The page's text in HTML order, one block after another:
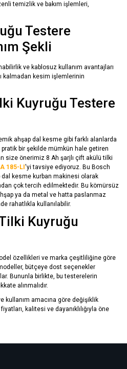
temizlik ve bakım işlemleri,
Testere
Şekli
ve kablosuz kullanım avantajları
kalmadan kesim işlemlerinin
Kuyruğu Testere
ahşap dal kesme gibi farklı alanlarda
bir şekilde mümkün hale getiren
size önerimiz 8 Ah şarjlı çift akülü tilki
185-LI 'yi tavsiye ediyoruz. Bu Bosch
kesme kurban makinesi olarak
çok tercih edilmektedir. Bu kömürsüz
ya da metal ve hatta paslanmaz
rahatlıkla kullanılabilir.
Kuyruğu
özellikleri ve marka çeşitliliğine göre
bütçeye dost seçenekler
Bununla birlikte, bu testerelerin
alınmalıdır.
kullanım amacına göre değişiklik
kalitesi ve dayanıklılığıyla öne